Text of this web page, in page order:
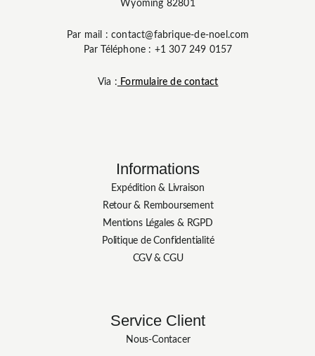
Wyoming 82801
Par mail : contact@fabrique-de-noel.com
Par Téléphone : +1 307 249 0157
Via : Formulaire de contact
Informations
Expédition & Livraison
Retour & Remboursement
Mentions Légales & RGPD
Politique de Confidentialité
CGV & CGU
Service Client
Nous-Contacer